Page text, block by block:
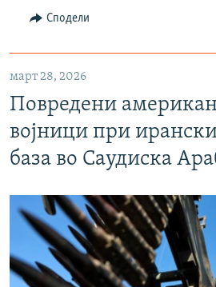
Сподели
март 28, 2026
Повредени
војници при
база во Саудиска